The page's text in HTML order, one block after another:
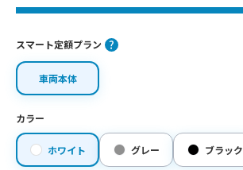
スマート定額プラン
車両本体
カラー
ホワイト グレー ブラック